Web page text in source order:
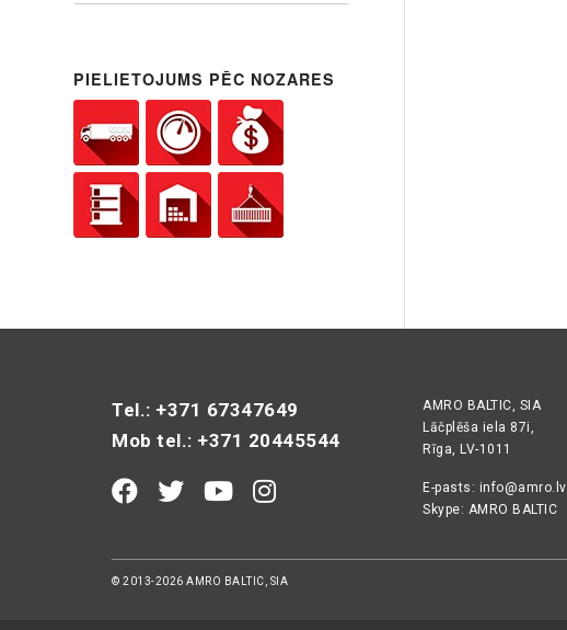
PIELIETOJUMS PĒC NOZARES
Tel.: +371 67347649
Mob tel.: +371 20445544
AMRO BALTIC, SIA
Lāčplēša iela 87i,
Rīga, LV-1011
E-pasts: info@amro.lv
Skype: AMRO BALTIC
© 2013-2026 AMRO BALTIC, SIA